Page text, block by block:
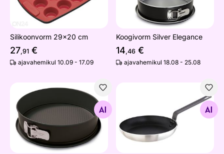
Silikoonvorm 29x20 cm
27,91 €
ajavahemikul 10.09 - 17.09
Koogivorm Silver Elegance
14,46 €
ajavahemikul 18.08 - 25.08
Lekkekindel koogivorm Newill
Otsi sarnaseid Otsi sarnaseid